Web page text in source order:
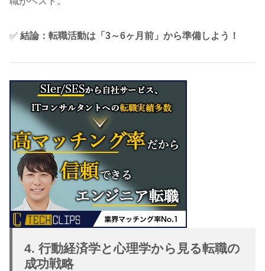
✅ 結論：転職活動は「3～6ヶ月前」から準備しよう！
4. 行動経済学と心理学から見る転職の
成功戦略